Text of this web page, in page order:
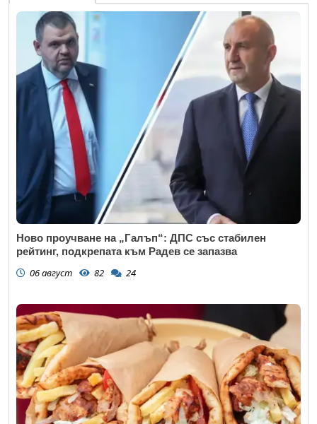
Ново проучване на „Галъп“: ДПС със стабилен
рейтинг, подкрепата към Радев се запазва
06 август 82 24